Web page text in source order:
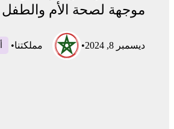
موجهة لصحة الأم والطفل
ديسمبر 8, 2024 • مملكتنا•